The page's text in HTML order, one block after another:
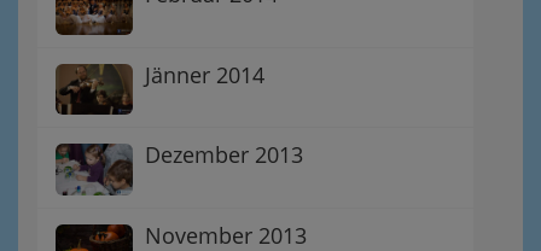
Jänner 2014
Dezember 2013
November 2013